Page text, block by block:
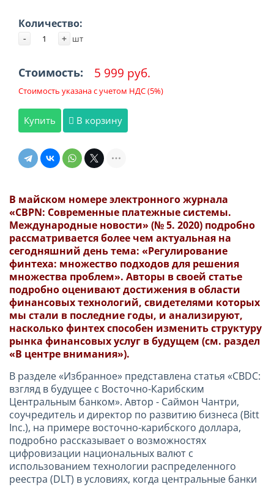
Количество:
- + шт
Стоимость: 5 999 руб.
Стоимость указана с учетом НДС (5%)
Купить В корзину
В майском номере электронного журнала
«CBPN: Современные платежные системы.
Международные новости» (№ 5. 2020) подробно
рассматривается более чем актуальная на
сегодняшний день тема: «Регулирование
финтеха: множество подходов для решения
множества проблем». Авторы в своей статье
подробно оценивают достижения в области
финансовых технологий, свидетелями которых
мы стали в последние годы, и анализируют,
насколько финтех способен изменить структуру
рынка финансовых услуг в будущем (см. раздел
«В центре внимания»).
В разделе «Избранное» представлена статья «CBDC:
взгляд в будущее с Восточно-Карибским
Центральным банком». Автор - Саймон Чантри,
соучредитель и директор по развитию бизнеса (Bitt
Inc.), на примере восточно-карибского доллара,
подробно рассказывает о возможностях
цифровизации национальных валют с
использованием технологии распределенного
реестра (DLT) в условиях, когда центральные банки